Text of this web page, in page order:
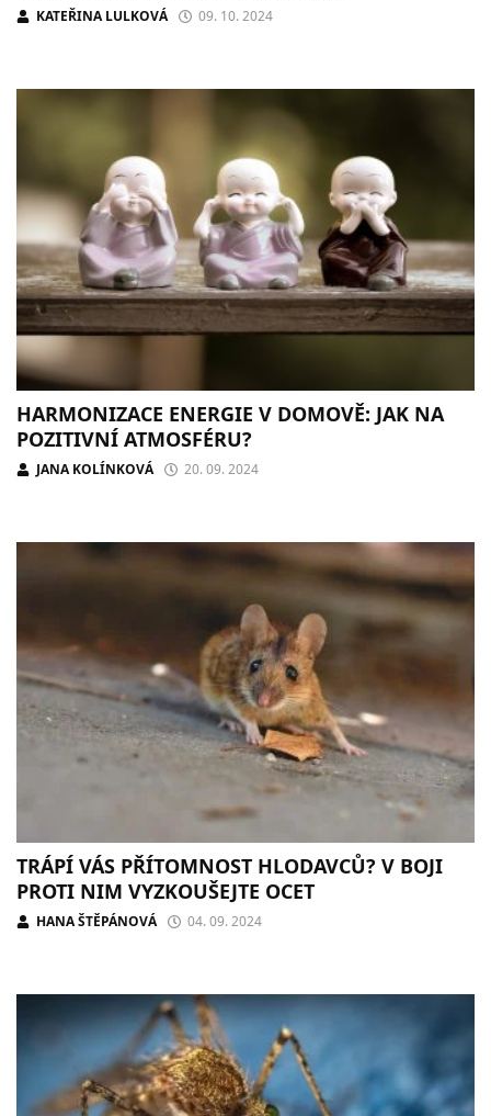
KATEŘINA LULKOVÁ 09. 10. 2024
HARMONIZACE ENERGIE V DOMOVĚ: JAK NA
POZITIVNÍ ATMOSFÉRU?
JANA KOLÍNKOVÁ 20. 09. 2024
TRÁPÍ VÁS PŘÍTOMNOST HLODAVCŮ? V BOJI
PROTI NIM VYZKOUŠEJTE OCET
HANA ŠTĚPÁNOVÁ 04. 09. 2024